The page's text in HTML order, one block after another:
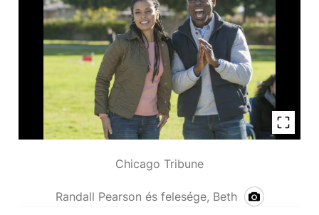
Chicago Tribune
Randall Pearson és felesége, Beth